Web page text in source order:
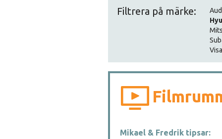
Filtrera på märke:
Mikael & Fredrik tipsar: